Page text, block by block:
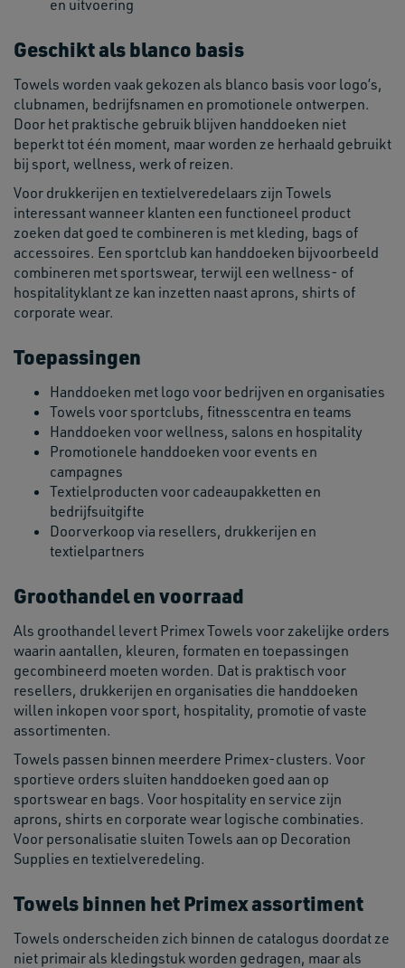
en uitvoering
Geschikt als blanco basis
Towels worden vaak gekozen als blanco basis voor logo’s,
clubnamen, bedrijfsnamen en promotionele ontwerpen.
Door het praktische gebruik blijven handdoeken niet
beperkt tot één moment, maar worden ze herhaald gebruikt
bij sport, wellness, werk of reizen.
Voor drukkerijen en textielveredelaars zijn Towels
interessant wanneer klanten een functioneel product
zoeken dat goed te combineren is met kleding, bags of
accessoires. Een sportclub kan handdoeken bijvoorbeeld
combineren met sportswear, terwijl een wellness- of
hospitalityklant ze kan inzetten naast aprons, shirts of
corporate wear.
Toepassingen
Handdoeken met logo voor bedrijven en organisaties
Towels voor sportclubs, fitnesscentra en teams
Handdoeken voor wellness, salons en hospitality
Promotionele handdoeken voor events en
campagnes
Textielproducten voor cadeaupakketten en
bedrijfsuitgifte
Doorverkoop via resellers, drukkerijen en
textielpartners
Groothandel en voorraad
Als groothandel levert Primex Towels voor zakelijke orders
waarin aantallen, kleuren, formaten en toepassingen
gecombineerd moeten worden. Dat is praktisch voor
resellers, drukkerijen en organisaties die handdoeken
willen inkopen voor sport, hospitality, promotie of vaste
assortimenten.
Towels passen binnen meerdere Primex-clusters. Voor
sportieve orders sluiten handdoeken goed aan op
sportswear en bags. Voor hospitality en service zijn
aprons, shirts en corporate wear logische combinaties.
Voor personalisatie sluiten Towels aan op Decoration
Supplies en textielveredeling.
Towels binnen het Primex assortiment
Towels onderscheiden zich binnen de catalogus doordat ze
niet primair als kledingstuk worden gedragen, maar als